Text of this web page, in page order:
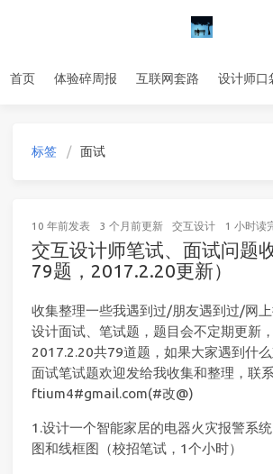
首页 体验碎周报 互联网套路 设计师口
标签 面试
10 年前发表 3 个月前更新 交互设计 1 小时读
交互设计师笔试、面试问题
79题，2017.2.20更新）
收集整理一些我遇到过/朋友遇到过/网
设计面试、笔试题，题目会不定期更新
2017.2.20共79道题，如果大家遇到什
面试笔试题欢迎发给我收集和整理，联
ftium4#gmail.com(#改@)
1.设计一个智能家居的电器火灾报警系
图和线框图（校招笔试，1个小时）